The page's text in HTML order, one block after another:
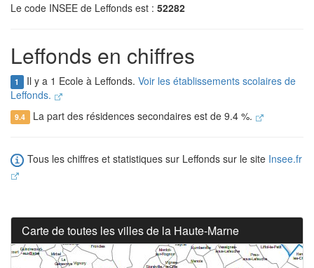
Le code INSEE de Leffonds est : 52282
Leffonds en chiffres
1 Il y a 1 Ecole à Leffonds. Voir les établissements scolaires de
Leffonds.
9.4 La part des résidences secondaires est de 9.4 %.
Tous les chiffres et statistiques sur Leffonds sur le site Insee.fr
Carte de toutes les villes de la Haute-Marne